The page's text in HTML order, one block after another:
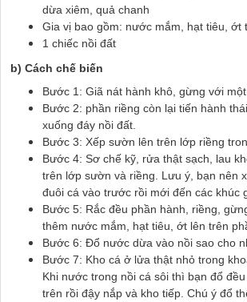
dừa xiêm, quả chanh
Gia vị bao gồm: nước mắm, hạt tiêu, ớt
1 chiếc nồi đất
b) Cách chế biến
Bước 1: Giã nát hành khô, gừng với
Bước 2: phần riềng còn lại tiến hành
xuống đáy nồi đất.
Bước 3: Xếp sườn lên trên lớp riềng
Bước 4: Sơ chế kỹ, rửa thật sạch, lau
trên lớp sườn và riềng. Lưu ý, bạn nên
đuôi cá vào trước rồi mới đến các khúc
Bước 5: Rắc đều phần hành, riềng,
thêm nước mắm, hạt tiêu, ớt lên trên
Bước 6: Đổ nước dừa vào nồi sao cho
Bước 7: Kho cá ở lửa thật nhỏ trong
Khi nước trong nồi cá sôi thì bạn đổ
trên rồi đậy nắp và kho tiếp. Chú ý đổ